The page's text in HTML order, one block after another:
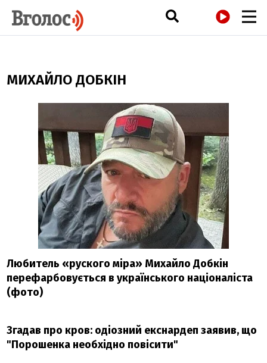
МИХАЙЛО ДОБКІН
Любитель «руского міра» Михайло Добкін
перефарбовується в українського націоналіста
(фото)
Згадав про кров: одіозний екснардеп заявив, що
"Порошенка необхідно повісити"